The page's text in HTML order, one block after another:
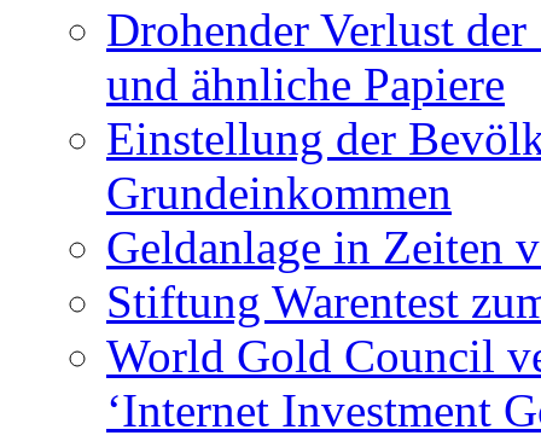
Drohender Verlust
und ähnliche Papiere
Einstellung der
Grundeinkommen
Geldanlage in Zeiten
Stiftung Warentest
World Gold Council
‘Internet Investment